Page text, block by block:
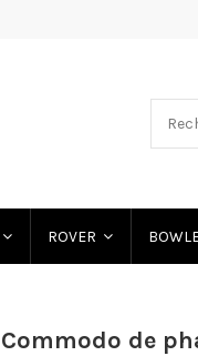
ROVER
Commodo de